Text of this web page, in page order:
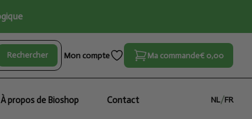
Rechercher Mon compte Ma commande€ 0,00
À propos de Bioshop Contact NL/FR